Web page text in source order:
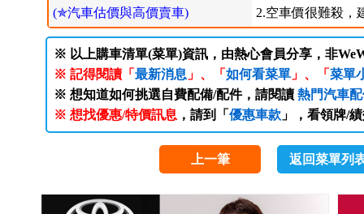
(✯汽車估價與高價賣車)
2.空車價很難殺，
※ 以上購車清單(菜單)資訊，由熱心會員分享，非
※ 記得閱讀「 最新消息 」、「 如何看菜單」、「 菜單
※ 想知道如何挑選自費配備/配件，請閱讀 熱門汽車
※ 想找優惠/特價訊息 ，請到「 優惠車款」，看領牌/
上一筆 返回菜單列